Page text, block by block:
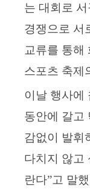
는 대회로
경쟁으로 서
교류를 통해
스포츠 축제
이날 행사에
동안에 갈고
감없이 발휘
다치지 않고
란다”고 말